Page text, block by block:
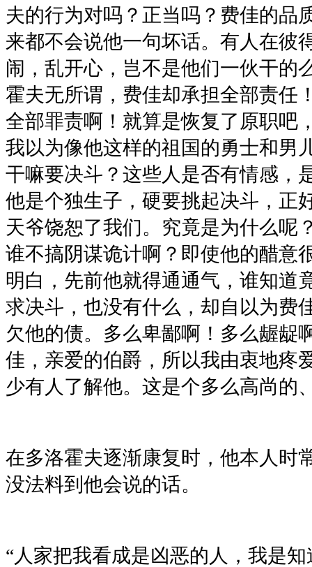
夫的行为对吗？正当吗？费佳的品
来都不会说他一句坏话。有人在彼
闹，乱开心，岂不是他们一伙干的
霍夫无所谓，费佳却承担全部责任
全部罪责啊！就算是恢复了原职吧
我以为像他这样的祖国的勇士和男
干嘛要决斗？这些人是否有情感，
他是个独生子，硬要挑起决斗，正
天爷饶恕了我们。究竟是为什么呢
谁不搞阴谋诡计啊？即使他的醋意
明白，先前他就得通通气，谁知道
求决斗，也没有什么，却自以为费
欠他的债。多么卑鄙啊！多么龌龊
佳，亲爱的伯爵，所以我由衷地疼
少有人了解他。这是个多么高尚的
在多洛霍夫逐渐康复时，他本人时
没法料到他会说的话。
“人家把我看成是凶恶的人，我是